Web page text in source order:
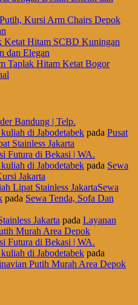
Kursi Arm Chairs Depok
Ketat Hitam SCBD Kuningan
dan Elegan
Taplak Hitam Ketat Bogor
Bandung | Telp.
di Jabodetabek pada Pusat
Stainless Jakarta
Futura di Bekasi | WA.
di Jabodetabek pada Sewa
Jakarta
Lipat Stainless JakartaSewa
pada Sewa Tenda, Sofa Dan
Jakarta pada Layanan
Murah Area Depok
Futura di Bekasi | WA.
di Jabodetabek pada
Putih Murah Area Depok